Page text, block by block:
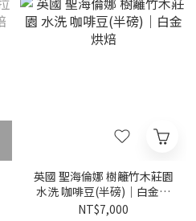
英國 聖海倫娜 樹籬竹木莊園
水洗 咖啡豆(半磅)｜白金烘
焙
NT$7,000